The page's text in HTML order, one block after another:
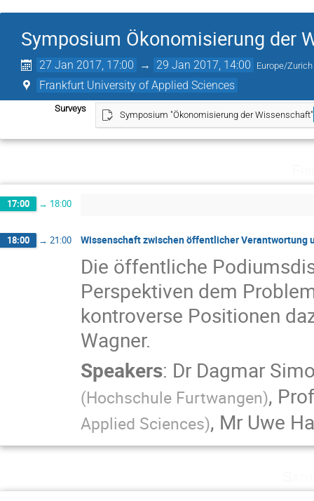
Symposium Ökonomisierung der
27 Jan 2017, 17:00 → 29 Jan 2017, 14:00 Europe/Zurich
Frankfurt University of Applied Sciences
Surveys
Symposium "Ökonomisierung der Wissenschaft"
17:00 → 18:00
18:00 → 21:00 Wissenschaft zwischen öffentlicher Verantwortung
Die öffentliche
Perspektiven dem
kontroverse Positionen
Wagner.
Speakers: Dr Dagmar
(Hochschule Furtwangen),
Applied Sciences), Mr Uwe